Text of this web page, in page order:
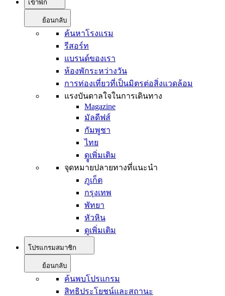
เข้าพัก
ย้อนกลับ
ค้นหาโรงแรม
รีสอร์ท
แบรนด์ของเรา
ห้องพักระหว่างวัน
การท่องเที่ยวที่เป็นมิตรต่อสิ่งแวดล้อม
แรงบันดาลใจในการเดินทาง
Magazine
มัลดีฟส์
กัมพูชา
ไทย
ดููเพิ่มเติม
จุดหมายปลายทางที่แนะนำ
ภูเก็ต
กรุงเทพ
พัทยา
หัวหิน
ดูเพิ่มเติม
โปรแกรมสมาชิก
ย้อนกลับ
ค้นพบโปรแกรม
สิทธิประโยชน์และสถานะ